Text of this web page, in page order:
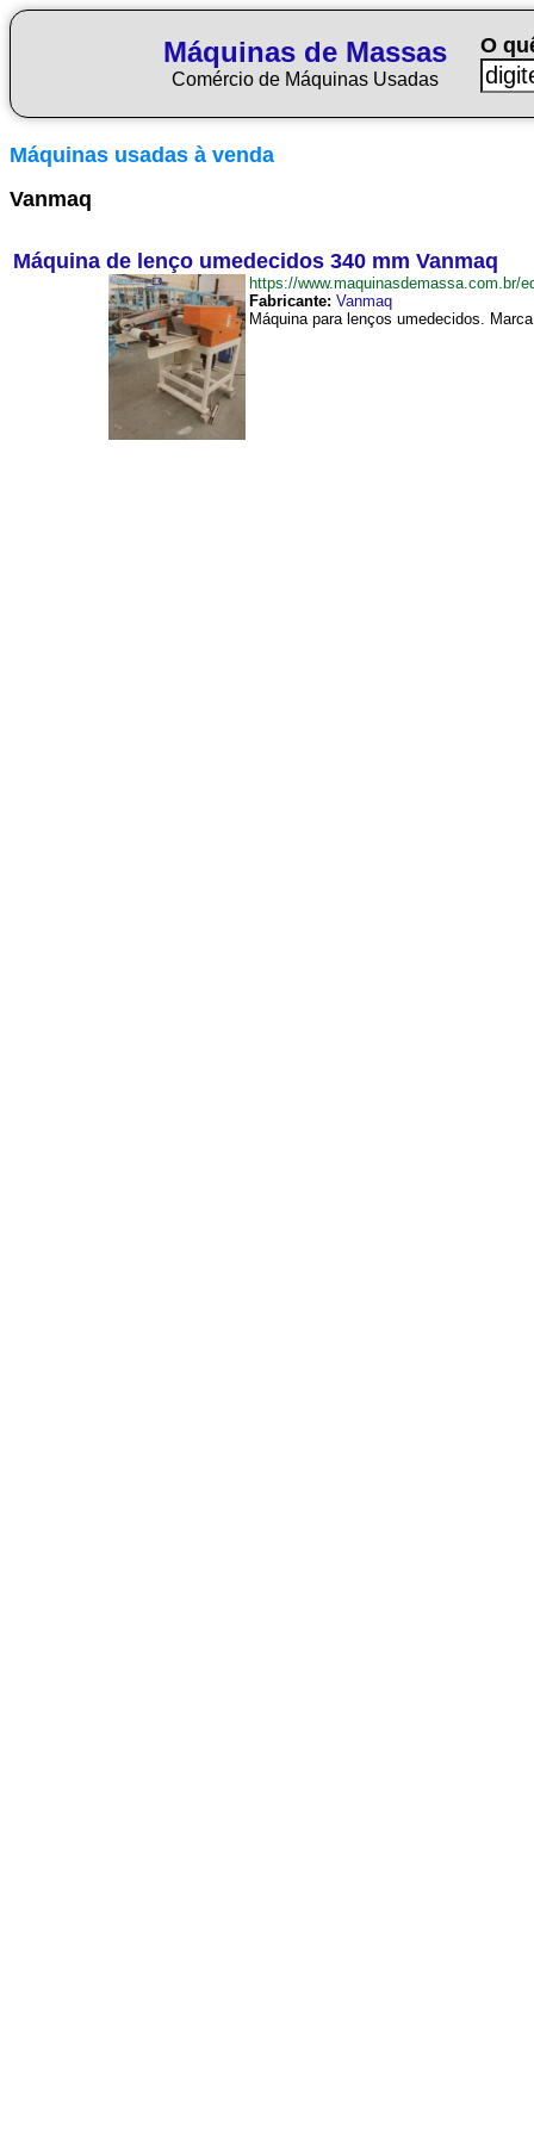
Máquinas de Massas
Comércio de Máquinas Usadas
O
Máquinas usadas à venda
Vanmaq
Máquina de lenço umedecidos 340 mm Vanmaq
https://www.maquinasdemassa.com.br/
Fabricante: Vanmaq
Máquina para lenços umedecidos.